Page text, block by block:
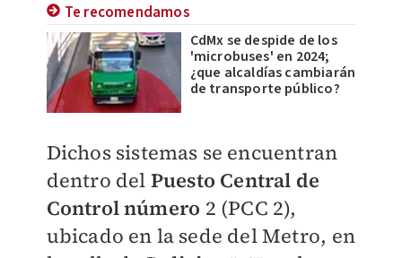
Te recomendamos
CdMx se despide de los
'microbuses' en 2024;
¿que alcaldías cambiarán
de transporte público?
Dichos sistemas se encuentran
dentro del Puesto Central de
Control número 2 (PCC 2),
ubicado en la sede del Metro, en